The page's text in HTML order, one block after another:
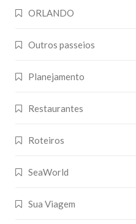
ORLANDO
Outros passeios
Planejamento
Restaurantes
Roteiros
SeaWorld
Sua Viagem